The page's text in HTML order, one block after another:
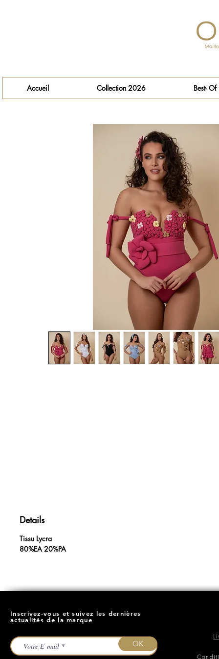
Accueil Collection 2026 Best- Of
Details
Tissu Lycra
80%EA 20%PA
Inscrivez-vous et suivez les dernières
actualités de la marque
OK